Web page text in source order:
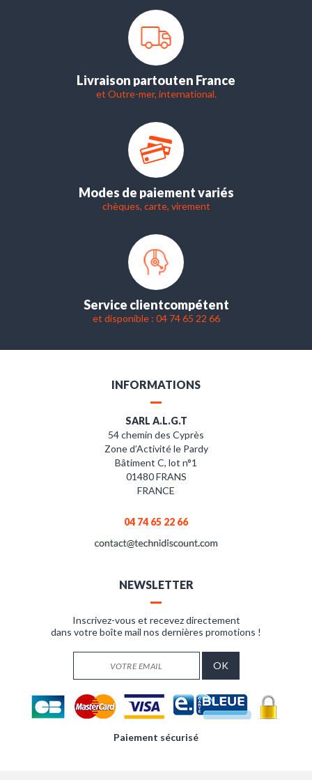
Livraison partouten France
et Outre-mer, international.
Modes de paiement variés
chèques, carte, virement
Service clientcompétent
et disponible : 04 74 65 22 66
INFORMATIONS
SARL A.L.G.T
54 chemin des Cyprès
Zone d’Activité le Pardy
Bâtiment C, lot n°1
01480 FRANS
FRANCE
04 74 65 22 66
NEWSLETTER
Inscrivez-vous et recevez directement
dans votre boîte mail nos dernières promotions !
Paiement sécurisé